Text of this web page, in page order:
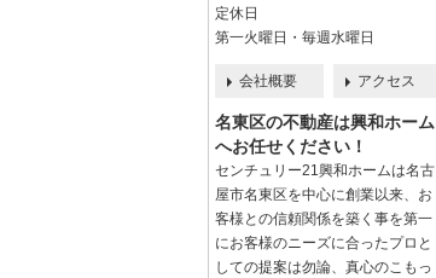
定休日
第一火曜日・毎週水曜日
会社概要 アクセス
名東区の不動産は興和ホーム
へお任せください！
センチュリー21興和ホームは名古
屋市名東区を中心に創業以来、お
客様との信頼関係を築く事を第一
にお客様のニーズに合ったプロと
しての提案は勿論、真心のこもっ